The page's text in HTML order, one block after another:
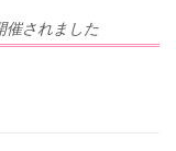
催されました